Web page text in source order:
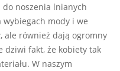
do noszenia lnianych
mody i we
ale również dają ogromny
dziwi fakt, że kobiety tak
W naszym